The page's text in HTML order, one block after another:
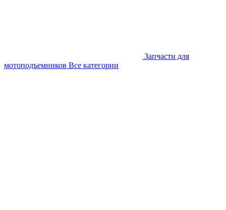
Запчасти для
мотоподъемников Все категории